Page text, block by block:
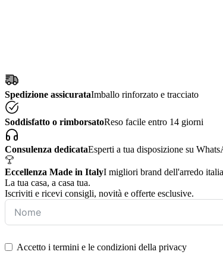
Spedizione assicurataImballo rinforzato e tracciato
Soddisfatto o rimborsatoReso facile entro 14 giorni
Consulenza dedicataEsperti a tua disposizione su
Eccellenza Made in ItalyI migliori brand dell'arredo
La tua casa, a casa tua.
Iscriviti e ricevi consigli, novità e offerte esclusive.
Accetto i termini e le condizioni della privacy